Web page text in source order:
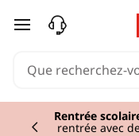
Tpasser au contenu
Rentrée
rentrée avec
Currently